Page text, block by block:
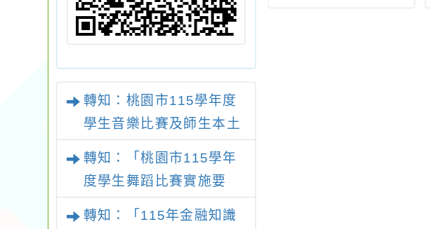
轉知：桃園市115學年度
學生音樂比賽及師生本土
轉知：「桃園市115學年
度學生舞蹈比賽實施要
轉知：「115年金融知識
鳴心希》」
戶馬拉松桃園跑者獨
享好禮」，請踴躍報
名參加。